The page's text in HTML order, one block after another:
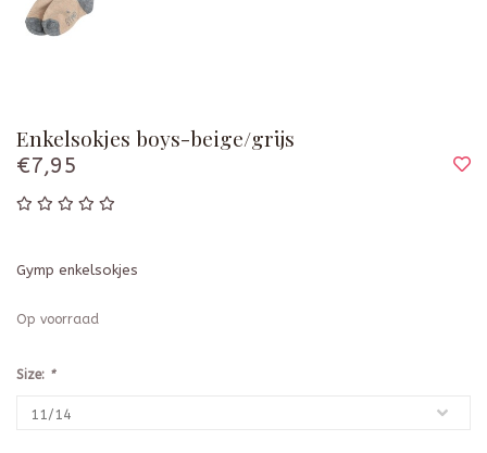
Enkelsokjes boys-beige/grijs
€7,95
Gymp enkelsokjes
Op voorraad
Size: *